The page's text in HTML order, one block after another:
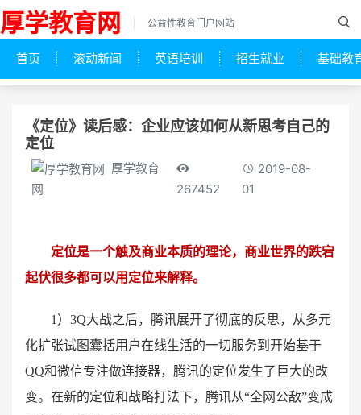
厚学教育网 公益性教育门户网站
首页 滚动新闻 英语培训 招生就业 基础教
《定位》读后感：企业应该如何从新思考自己的
定位
厚学教育
网
267452
2019-08-
01
定位是一个触及商业本质的理论，商业世界的跌宕
起伏很多都可以用定位来解释。
1）3Q大战之后，腾讯展开了彻底的反思，从多元
化扩张试图囊括用户在线生活的一切服务到开始基于
QQ和微信专注做连接器，腾讯的定位发生了巨大的改
变。在新的定位和战略打法下，腾讯从“全网公敌”变成